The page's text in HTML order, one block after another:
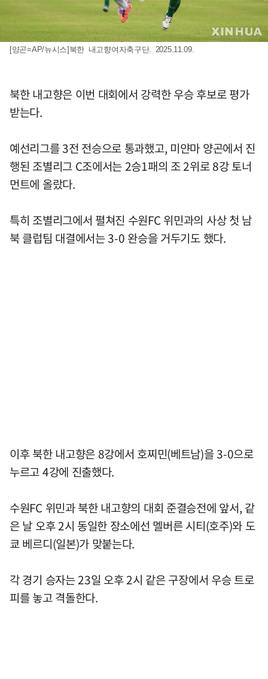
[양곤=AP/뉴시스]북한 내고향여자축구단. 2025.11.09.
북한 내고향은 이번 대회에서 강력한 우승 후보로 평가
받는다.
예선리그를 3전 전승으로 통과했고, 미얀마 양곤에서 진
행된 조별리그 C조에서는 2승1패의 조 2위로 8강 토너
먼트에 올랐다.
특히 조별리그에서 펼쳐진 수원FC 위민과의 사상 첫 남
북 클럽팀 대결에서는 3-0 완승을 거두기도 했다.
이후 북한 내고향은 8강에서 호찌민(베트남)을 3-0으로
누르고 4강에 진출했다.
수원FC 위민과 북한 내고향의 대회 준결승전에 앞서, 같
은 날 오후 2시 동일한 장소에선 멜버른 시티(호주)와 도
쿄 베르디(일본)가 맞붙는다.
각 경기 승자는 23일 오후 2시 같은 구장에서 우승 트로
피를 놓고 격돌한다.